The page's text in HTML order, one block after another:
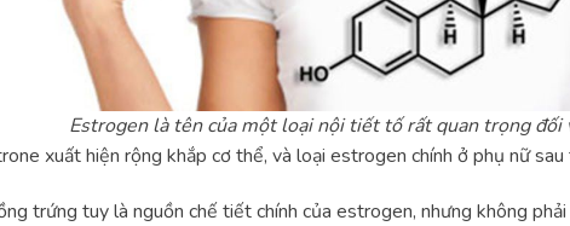
Estrogen là tên của một loại nội tiết tố rất quan trọng đối
xuất hiện rộng khắp cơ thể, và loại estrogen chính ở phụ nữ sau
trứng tuy là nguồn chế tiết chính của estrogen, nhưng không